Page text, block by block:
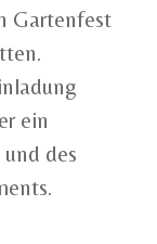
Gartenfest
ein
des